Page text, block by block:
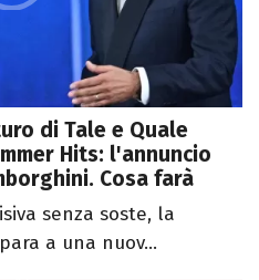
di Tale e Quale
Hits: l'annuncio
Cosa farà
senza soste, la
a una nuov...